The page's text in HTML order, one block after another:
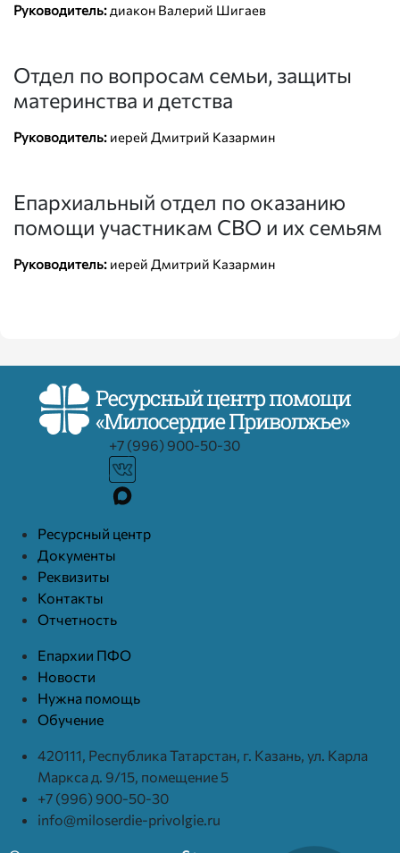
Руководитель: диакон Валерий Шигаев
Отдел по вопросам семьи, защиты
материнства и детства
Руководитель: иерей Дмитрий Казармин
Епархиальный отдел по оказанию
помощи участникам СВО и их семьям
Руководитель: иерей Дмитрий Казармин
+7 (996) 900-50-30
Ресурcный центр
Документы
Реквизиты
Контакты
Отчетность
Епархии ПФО
Новости
Нужна помощь
Обучение
420111, Республика Татарстан, г. Казань, ул. Карла
Маркса д. 9/15, помещение 5
+7 (996) 900-50-30
info@miloserdie-privolgie.ru